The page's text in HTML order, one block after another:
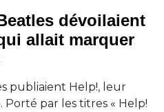
dévoilaient
allait marquer
publiaient Help!, leur
par les titres « Help!